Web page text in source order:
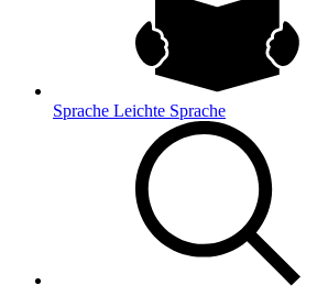
Sprache Leichte Sprache